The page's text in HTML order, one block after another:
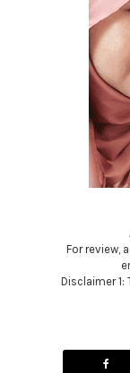
For review,
Disclaimer